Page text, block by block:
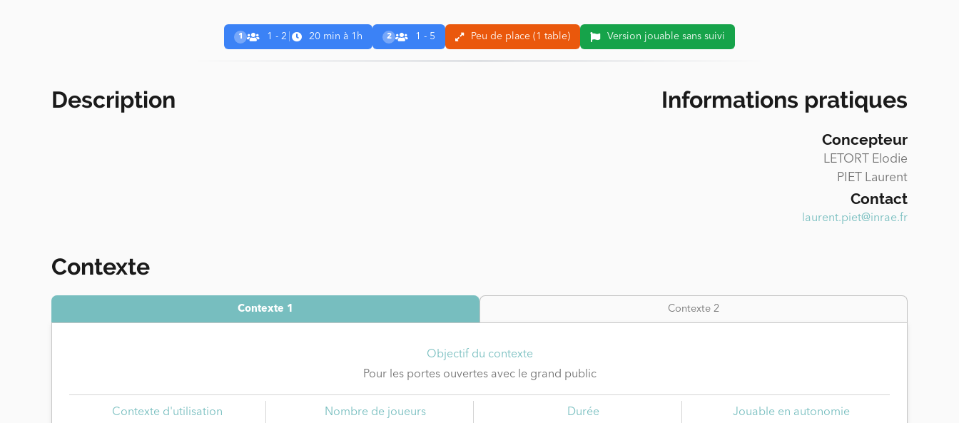
1 1 - 2 20 min à 1h 2 1 - 5 Peu de place (1 table) Version jouable sans suivi
Description Informations pratiques
Concepteur
LETORT Elodie
PIET Laurent
Contact
laurent.piet@inrae.fr
Contexte
Contexte 1 Contexte 2
Objectif du contexte
Pour les portes ouvertes avec le grand public
Contexte d'utilisation
Nombre de joueurs
Durée
Jouable en autonomie